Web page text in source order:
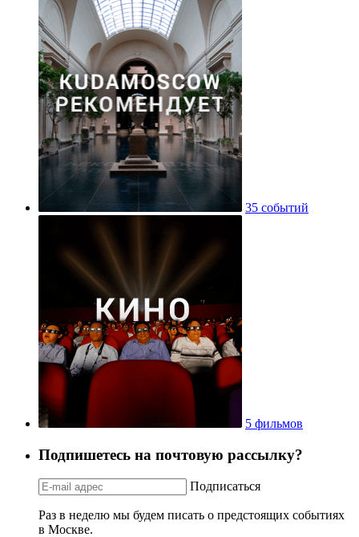
35 событий
5 фильмов
Подпишетесь на почтовую рассылку?
Подписаться
Раз в неделю мы будем писать о предстоящих событиях
в Москве.